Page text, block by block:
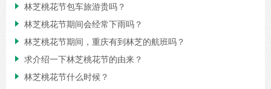
 林芝桃花节包车旅游贵吗？
 林芝桃花节期间会经常下雨吗？
 林芝桃花节期间，重庆有到林芝的航班吗？
 求介绍一下林芝桃花节的由来？
 林芝桃花节什么时候？